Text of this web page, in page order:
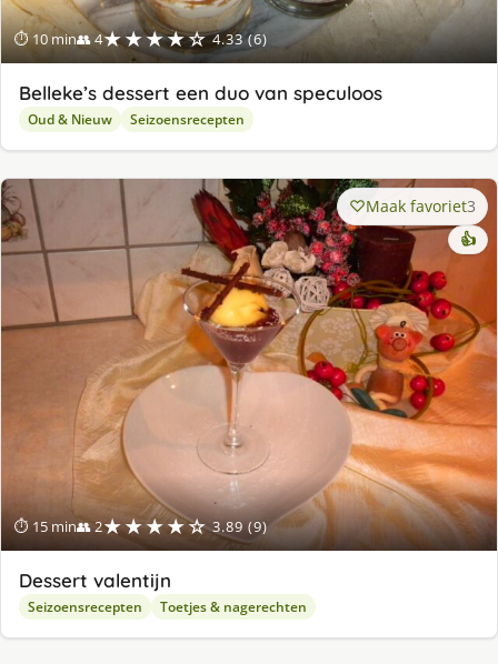
⏱ 10 min👥 4★★★★☆ 4.33 (6)
Belleke’s dessert een duo van speculoos
Oud & Nieuw Seizoensrecepten
⏱ 15 min👥 2★★★★☆ 3.89 (9)
Maak favoriet3
👍
Dessert valentijn
Seizoensrecepten Toetjes & nagerechten